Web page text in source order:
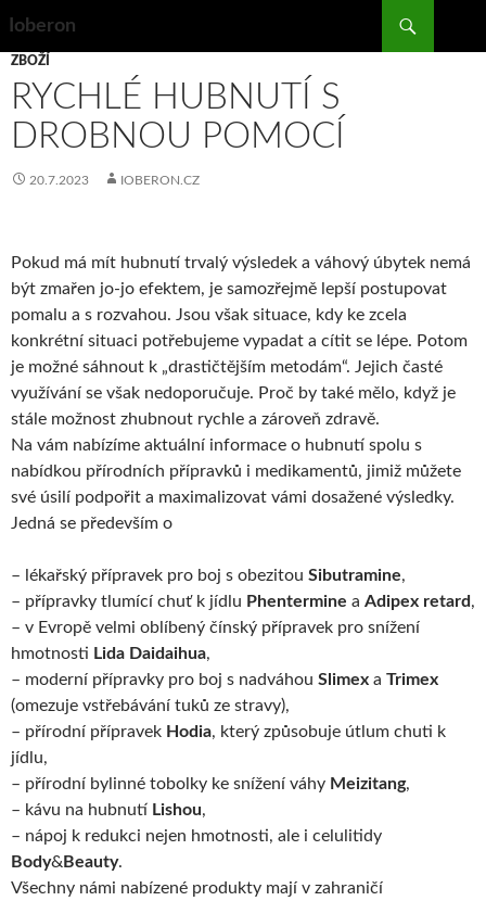
Ioberon
TO
CONTENT
ZBOŽÍ
RYCHLÉ HUBNUTÍ S
DROBNOU POMOCÍ
20.7.2023 IOBERON.CZ
Pokud má mít hubnutí trvalý výsledek a váhový úbytek nemá
být zmařen jo-jo efektem, je samozřejmě lepší postupovat
pomalu a s rozvahou. Jsou však situace, kdy ke zcela
konkrétní situaci potřebujeme vypadat a cítit se lépe. Potom
je možné sáhnout k „drastičtějším metodám“. Jejich časté
využívání se však nedoporučuje. Proč by také mělo, když je
stále možnost zhubnout rychle a zároveň zdravě.
Na vám nabízíme aktuální informace o hubnutí spolu s
nabídkou přírodních přípravků i medikamentů, jimiž můžete
své úsilí podpořit a maximalizovat vámi dosažené výsledky.
Jedná se především o
– lékařský přípravek pro boj s obezitou Sibutramine,
– přípravky tlumící chuť k jídlu Phentermine a Adipex retard,
– v Evropě velmi oblíbený čínský přípravek pro snížení
hmotnosti Lida Daidaihua,
– moderní přípravky pro boj s nadváhou Slimex a Trimex
(omezuje vstřebávání tuků ze stravy),
– přírodní přípravek Hodia, který způsobuje útlum chuti k
jídlu,
– přírodní bylinné tobolky ke snížení váhy Meizitang,
– kávu na hubnutí Lishou,
– nápoj k redukci nejen hmotnosti, ale i celulitidy
Body& Beauty.
Všechny námi nabízené produkty mají v zahraničí